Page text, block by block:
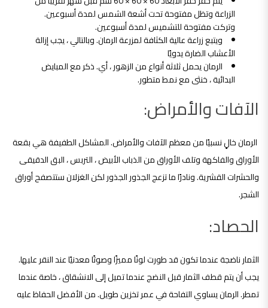
الزراعة وتظل مفتوحة تحت أشعة الشمس لمدة أسبوعين.
وتركت مفتوحة للتشميس لمدة أسبوعين.
ويتبع زراعة عالية الكثافة لمزرعة الرمان. وبالتالي ، يجب إزالة
الأعشاب الضارة يدويًا
الرمان يحمل ثلاثة أنواع من الزهور ، أي. ذكر مع المبايض
البدائية ، خنثى مع نمط متطور.
الآفات والأمراض:
الرمان خالٍ نسبيًا من معظم الآفات والأمراض. المشاكل الطفيفة هي بقعة
الأوراق والفاكهة وتلف الأوراق من الذباب الأبيض ، التربس ، البق الدقيقى
والحشرات القشرية. ونادرًا ما تزعج الجذور الجذور لكن الغزلان ستتصفح أوراق
الشجر.
الحصاد:
الثمار ناضجة عندما تكون قد طورت لونًا مميزًا وصوتًا معدنيًا عند النقر عليها.
يجب أن يتم قطف الثمار قبل النضج عندما تميل إلى الانشقاق ، خاصة عندما
تمطر. الرمان يساوي التفاحة في عمر تخزين طويل. من الأفضل الحفاظ عليه